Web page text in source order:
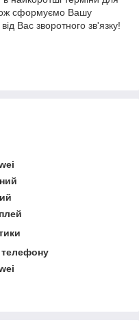
сформуємо Вашу
Вас зворотного зв'язку!